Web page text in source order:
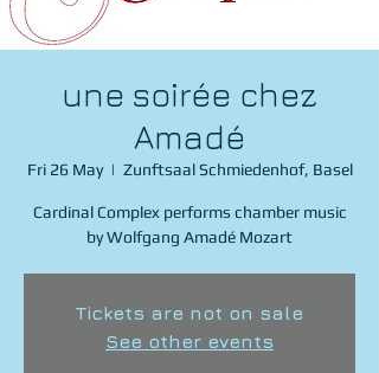
une soirée chez
Amadé
Fri 26 May
  |
Zunftsaal Schmiedenhof, Basel
Cardinal Complex performs chamber music
by Wolfgang Amadé Mozart
Tickets are not on sale
See other events